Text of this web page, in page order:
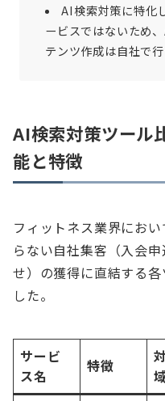
AI検索対策に特化
ービスではないため
テンツ作成は自社で行
AI検索対策ツール
能と特徴
フィットネス業界にお
らない自社集客（入会
せ）の獲得に直結する
した。
サービ
ス名
特徴